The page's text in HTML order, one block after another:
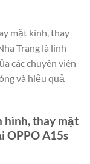
mặt kính, thay
Trang là linh
các chuyên viên
và hiệu quả
hình, thay mặt
OPPO A15s